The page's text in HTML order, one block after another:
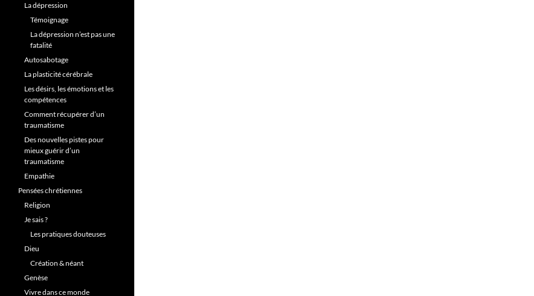
La dépression
Témoignage
La dépression n’est pas une
fatalité
Autosabotage
La plasticité cérébrale
Les désirs, les émotions et les
compétences
Comment récupérer d’un
traumatisme
Des nouvelles pistes pour
mieux guérir d’un
traumatisme
Empathie
Pensées chrétiennes
Religion
Je sais ?
Les pratiques douteuses
Dieu
Création & néant
Genèse
Vivre dans ce monde